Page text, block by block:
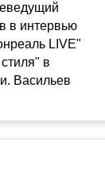
в интервью
LIVE"
в
Васильев